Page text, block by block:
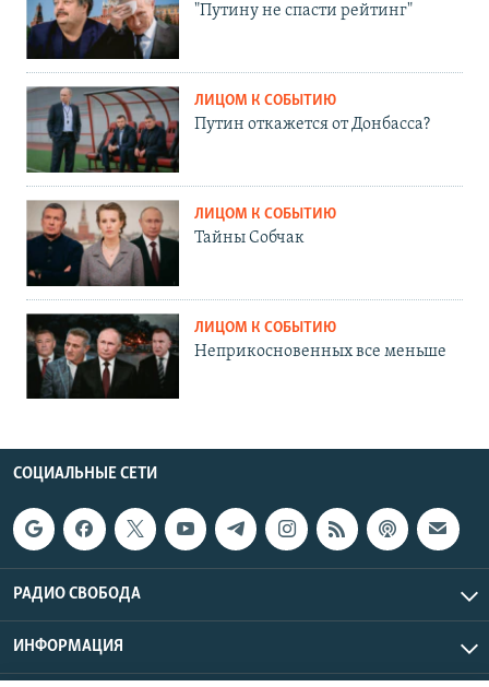
"Путину не спасти рейтинг"
ЛИЦОМ К СОБЫТИЮ
Путин откажется от Донбасса?
ЛИЦОМ К СОБЫТИЮ
Тайны Собчак
ЛИЦОМ К СОБЫТИЮ
Неприкосновенных все меньше
СОЦИАЛЬНЫЕ СЕТИ
РАДИО СВОБОДА
ИНФОРМАЦИЯ